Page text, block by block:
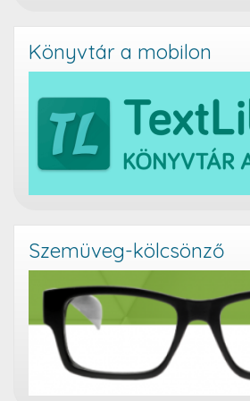
Könyvtár a mobilon
Szemüveg-kölcsönző